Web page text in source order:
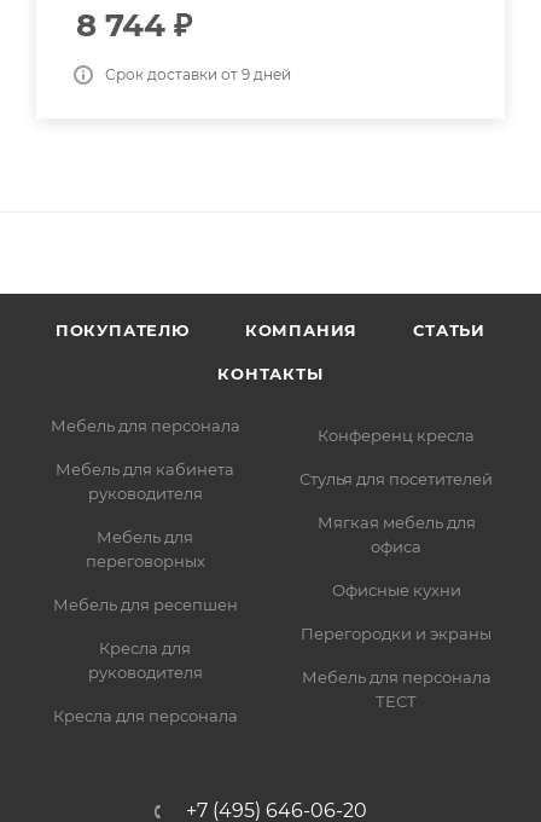
8 744 ₽
Срок доставки от 9 дней
ПОКУПАТЕЛЮ КОМПАНИЯ СТАТЬИ
КОНТАКТЫ
Мебель для персонала
Мебель для кабинета
руководителя
Мебель для
переговорных
Мебель для ресепшен
Кресла для
руководителя
Кресла для персонала
Конференц кресла
Стулья для посетителей
Мягкая мебель для
офиса
Офисные кухни
Перегородки и экраны
Мебель для персонала
ТЕСТ
+7 (495) 646-06-20